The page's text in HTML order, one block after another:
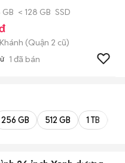
GB < 128 GB SSD
(Quận 2 cũ)
1 đã bán
256 GB 512 GB 1 TB